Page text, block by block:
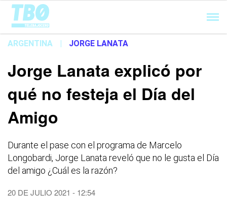
Cargando...
ARGENTINA | JORGE LANATA
Jorge Lanata explicó por
qué no festeja el Día del
Amigo
Durante el pase con el programa de Marcelo
Longobardi, Jorge Lanata reveló que no le gusta el Día
del amigo ¿Cuál es la razón?
20 DE JULIO 2021 - 12:54